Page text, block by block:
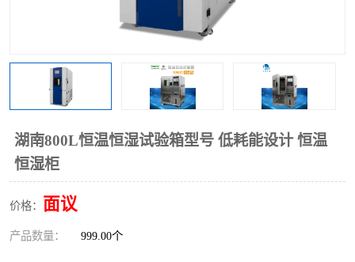
湖南800L恒温恒湿试验箱型号 低耗能设计 恒温
恒湿柜
价格： 面议
产品数量： 999.00个